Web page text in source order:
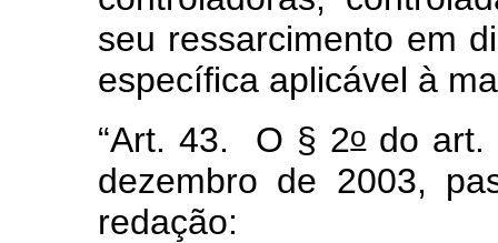
seu ressarcimento em
específica aplicável à
“Art. 43. O § 2odo art.
dezembro de 2003,
redação: